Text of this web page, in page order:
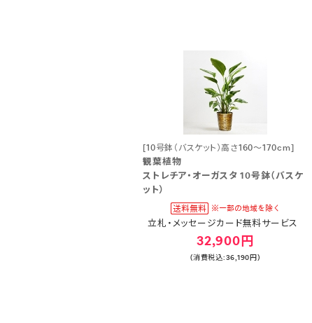
[10号鉢（バスケット）高さ160～170cm]
観葉植物
ストレチア・オーガスタ 10号鉢（バスケ
ット）
立札・メッセージカード無料サービス
32,900円
(消費税込:36,190円)